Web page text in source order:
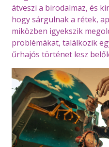
átveszi a birodalmaz, és
hogy sárgulnak a rétek,
miközben igyekszik
problémákat, találkozik
űrhajós történet lesz